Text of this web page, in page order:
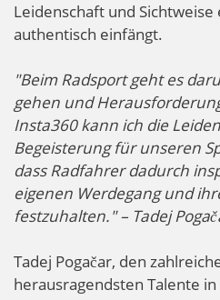
Leidenschaft und
authentisch einfängt.
"Beim Radsport geht es
gehen und
Insta360 kann ich die
Begeisterung für unseren
dass Radfahrer dadurch
eigenen Werdegang und
festzuhalten." – Tadej
Tadej Pogačar, den
herausragendsten Talente